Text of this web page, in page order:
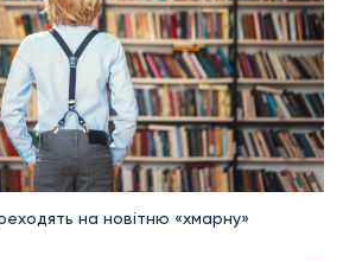
на новітню «хмарну»